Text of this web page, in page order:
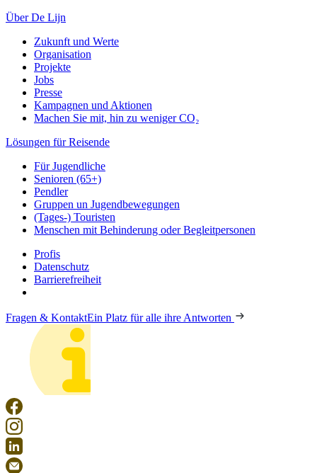
Über De Lijn
Zukunft und Werte
Organisation
Projekte
Jobs
Presse
Kampagnen und Aktionen
Machen Sie mit, hin zu weniger CO₂
Lösungen für Reisende
Für Jugendliche
Senioren (65+)
Pendler
Gruppen un Jugendbewegungen
(Tages-) Touristen
Menschen mit Behinderung oder Begleitpersonen
Profis
Datenschutz
Barrierefreiheit
Fragen & KontaktEin Platz für alle ihre Antworten